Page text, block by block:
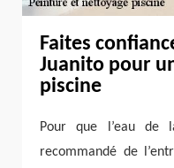
Faites
Juanito pour
piscine
Pour que l’eau de
recommandé de